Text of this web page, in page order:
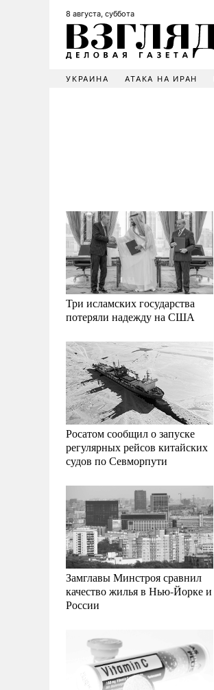
8 августа, суббота
УКРАИНА АТАКА НА ИРАН
Три исламских государства
потеряли надежду на США
Росатом сообщил о запуске
регулярных рейсов китайских
судов по Севморпути
Замглавы Минстроя сравнил
качество жилья в Нью-Йорке и
России